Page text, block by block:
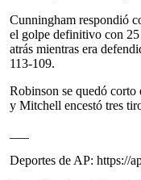
Cunningham respondió
el golpe definitivo con
atrás mientras era
113-109.
Robinson se quedó corto
y Mitchell encestó tres
Deportes de AP: https://